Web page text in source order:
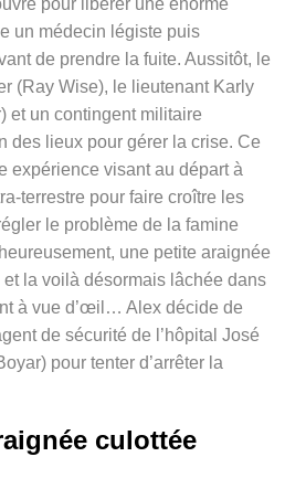
pour libérer une énorme
un médecin légiste puis
de prendre la fuite. Aussitôt, le
(Ray Wise), le lieutenant Karly
et un contingent militaire
des lieux pour gérer la crise. Ce
expérience visant au départ à
terrestre pour faire croître les
le problème de la famine
une petite araignée
la voilà désormais lâchée dans
à vue d’œil… Alex décide de
de sécurité de l’hôpital José
pour tenter d’arrêter la
culottée